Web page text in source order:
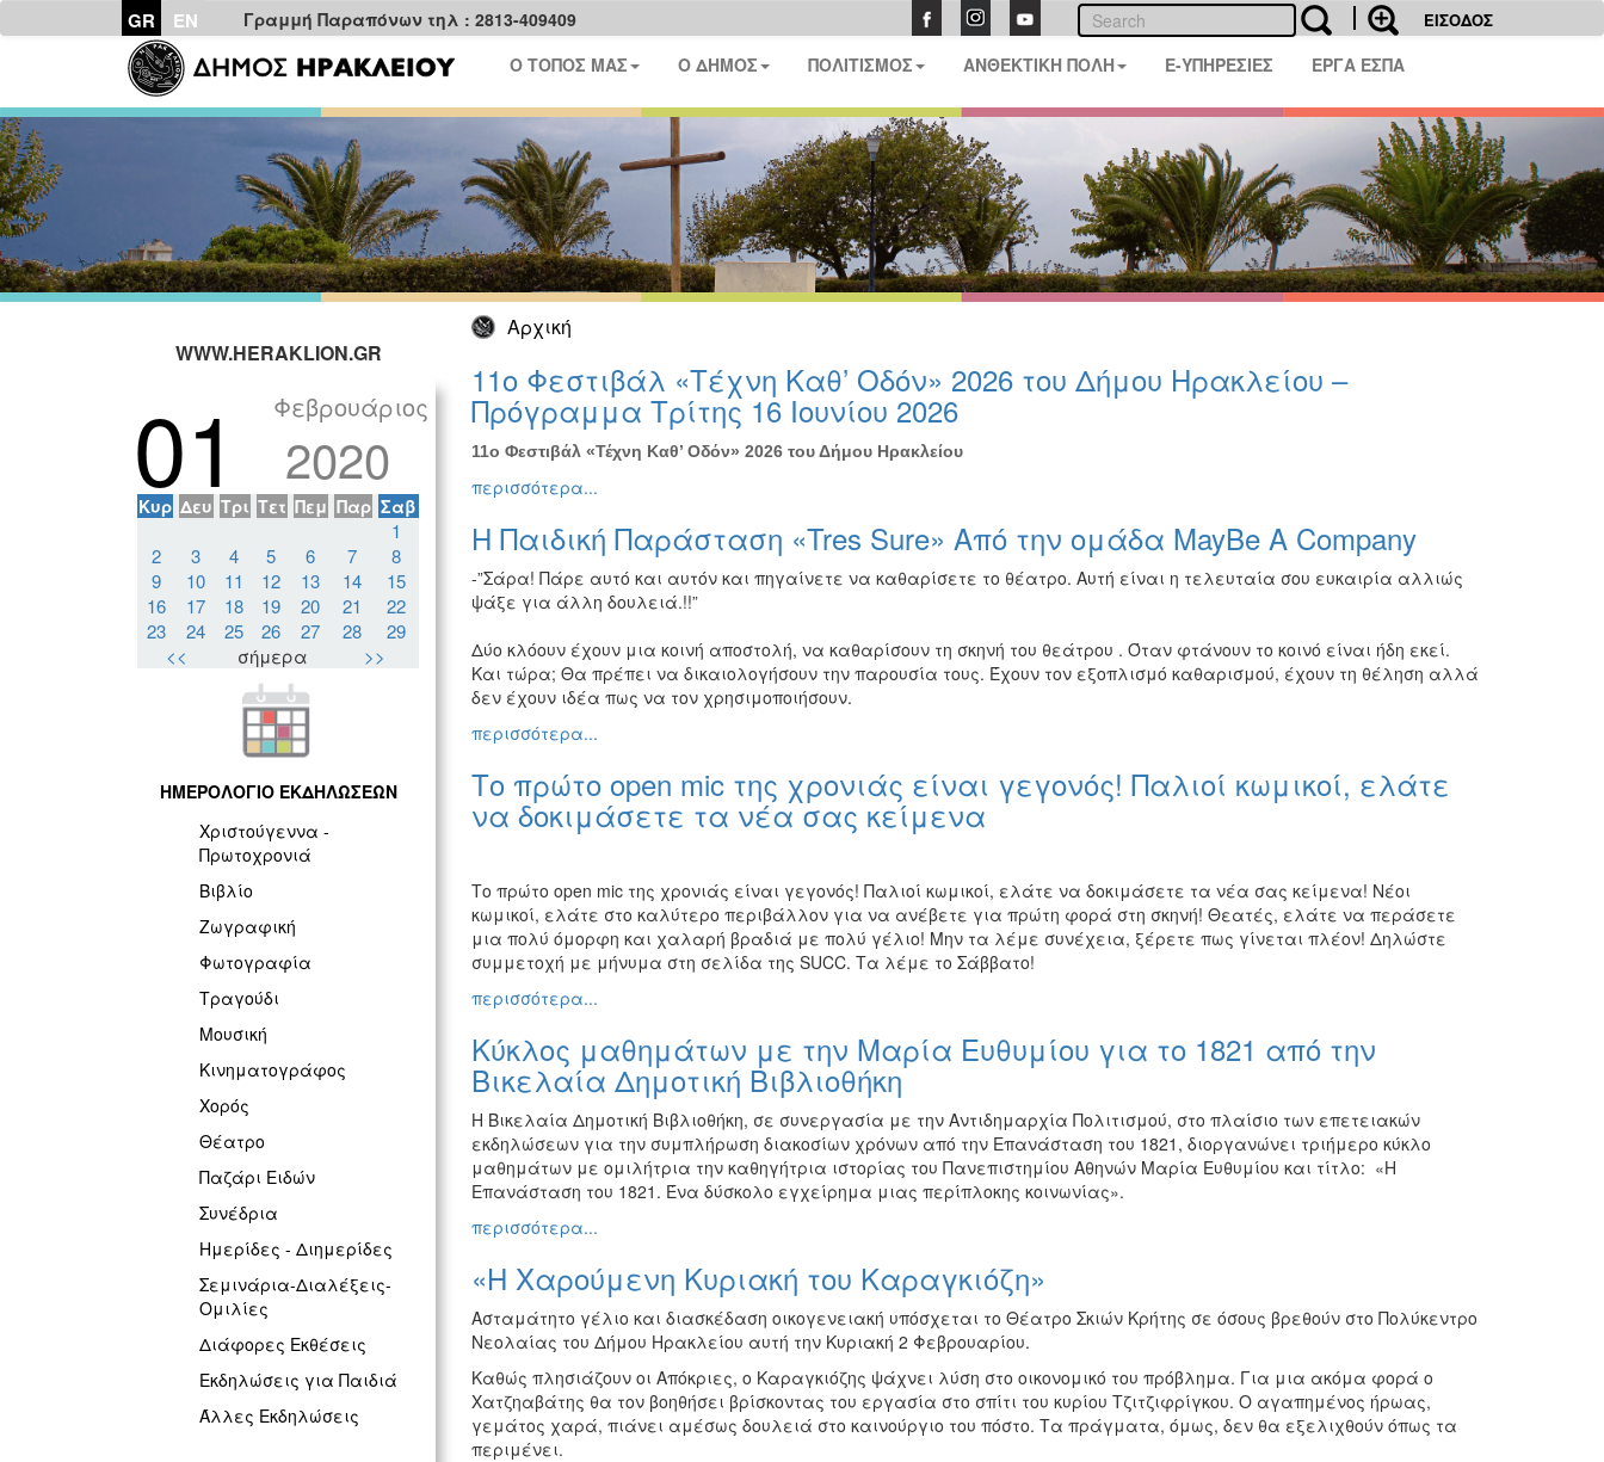
GR EN Γραμμή Παραπόνων τηλ : 2813-409409 ΕΙΣΟΔΟΣ
Ο ΤΟΠΟΣ ΜΑΣ Ο ΔΗΜΟΣ ΠΟΛΙΤΙΣΜΟΣ ΑΝΘΕΚΤΙΚΗ ΠΟΛΗ E-ΥΠΗΡΕΣΙΕΣ ΕΡΓΑ ΕΣΠΑ
Αρχική
WWW.HERAKLION.GR
01 Φεβρουάριος
2020
Κυρ Δευ Τρι Τετ Πεμ Παρ Σαβ
1
2
3 4 5 6 7
8
9
10 11 12 13 14
15
16
17 18 19 20 21
22
23
24 25 26 27 28
29
<<
σήμερα >>
ΗΜΕΡΟΛΟΓΙΟ ΕΚΔΗΛΩΣΕΩΝ
Χριστούγεννα -
Πρωτοχρονιά
Βιβλίο
Ζωγραφική
Φωτογραφία
Τραγούδι
Μουσική
Κινηματογράφος
Χορός
Θέατρο
Παζάρι Ειδών
Συνέδρια
Ημερίδες - Διημερίδες
Σεμινάρια-Διαλέξεις-
Ομιλίες
Διάφορες Εκθέσεις
Εκδηλώσεις για Παιδιά
Άλλες Εκδηλώσεις
11ο Φεστιβάλ «Τέχνη Καθ’ Οδόν» 2026 του Δήμου Ηρακλείου –
Πρόγραμμα Τρίτης 16 Ιουνίου 2026
11ο Φεστιβάλ «Τέχνη Καθ’ Οδόν» 2026 του Δήμου Ηρακλείου
περισσότερα...
Η Παιδική Παράσταση «Tres Sure» Από την ομάδα MayBe A Company
-”Σάρα! Πάρε αυτό και αυτόν και πηγαίνετε να καθαρίσετε το θέατρο. Αυτή είναι η τελευταία σου ευκαιρία αλλιώς
ψάξε για άλλη δουλειά.!!”
Δύο κλόουν έχουν μια κοινή αποστολή, να καθαρίσουν τη σκηνή του θεάτρου . Όταν φτάνουν το κοινό είναι ήδη εκεί.
Και τώρα; Θα πρέπει να δικαιολογήσουν την παρουσία τους. Έχουν τον εξοπλισμό καθαρισμού, έχουν τη θέληση αλλά
δεν έχουν ιδέα πως να τον χρησιμοποιήσουν.
περισσότερα...
Το πρώτο open mic της χρονιάς είναι γεγονός! Παλιοί κωμικοί, ελάτε
να δοκιμάσετε τα νέα σας κείμενα
Το πρώτο open mic της χρονιάς είναι γεγονός! Παλιοί κωμικοί, ελάτε να δοκιμάσετε τα νέα σας κείμενα! Νέοι
κωμικοί, ελάτε στο καλύτερο περιβάλλον για να ανέβετε για πρώτη φορά στη σκηνή! Θεατές, ελάτε να περάσετε
μια πολύ όμορφη και χαλαρή βραδιά με πολύ γέλιο! Μην τα λέμε συνέχεια, ξέρετε πως γίνεται πλέον! Δηλώστε
συμμετοχή με μήνυμα στη σελίδα της SUCC. Τα λέμε το Σάββατο!
περισσότερα...
Κύκλος μαθημάτων με την Μαρία Ευθυμίου για το 1821 από την
Βικελαία Δημοτική Βιβλιοθήκη
Η Βικελαία Δημοτική Βιβλιοθήκη, σε συνεργασία με την Αντιδημαρχία Πολιτισμού, στο πλαίσιο των επετειακών
εκδηλώσεων για την συμπλήρωση διακοσίων χρόνων από την Επανάσταση του 1821, διοργανώνει τριήμερο κύκλο
μαθημάτων με ομιλήτρια την καθηγήτρια ιστορίας του Πανεπιστημίου Αθηνών Μαρία Ευθυμίου και τίτλο: «Η
Επανάσταση του 1821. Ένα δύσκολο εγχείρημα μιας περίπλοκης κοινωνίας».
περισσότερα...
«Η Χαρούμενη Κυριακή του Καραγκιόζη»
Ασταμάτητο γέλιο και διασκέδαση οικογενειακή υπόσχεται το Θέατρο Σκιών Κρήτης σε όσους βρεθούν στο Πολύκεντρο
Νεολαίας του Δήμου Ηρακλείου αυτή την Κυριακή 2 Φεβρουαρίου.
Καθώς πλησιάζουν οι Απόκριες, ο Καραγκιόζης ψάχνει λύση στο οικονομικό του πρόβλημα. Για μια ακόμα φορά ο
Χατζηαβάτης θα τον βοηθήσει βρίσκοντας του εργασία στο σπίτι του κυρίου Τζιτζιφρίγκου. Ο αγαπημένος ήρωας,
γεμάτος χαρά, πιάνει αμέσως δουλειά στο καινούργιο του πόστο. Τα πράγματα, όμως, δεν θα εξελιχθούν όπως τα
περιμένει.